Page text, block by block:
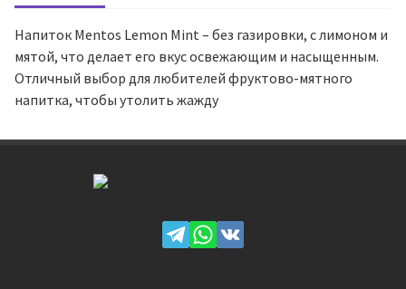
Напиток Mentos Lemon Mint – без газировки, с лимоном и
мятой, что делает его вкус освежающим и насыщенным.
Отличный выбор для любителей фруктово-мятного
напитка, чтобы утолить жажду